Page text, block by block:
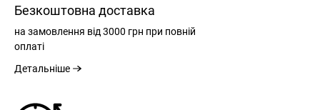
Безкоштовна доставка
на замовлення від 3000 грн при повній
оплаті
Детальніше